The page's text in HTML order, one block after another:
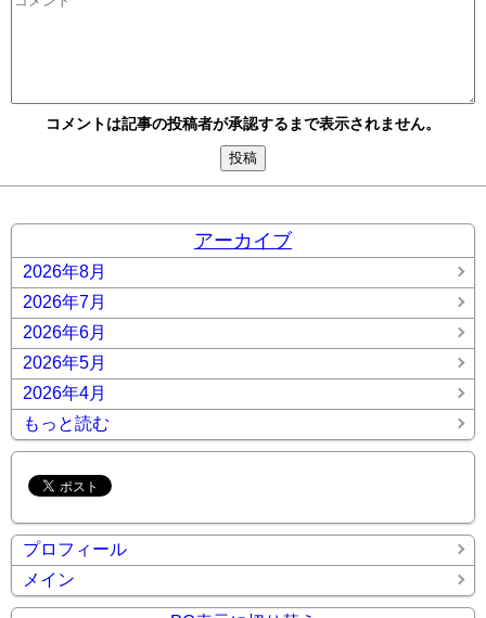
コメントは記事の投稿者が承認するまで表示されません。
アーカイブ
2026年8月
2026年7月
2026年6月
2026年5月
2026年4月
もっと読む
プロフィール
メイン